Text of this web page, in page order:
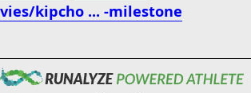
kipcho ... -milestone